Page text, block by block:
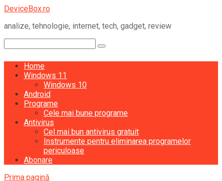
Skip
content
DeviceBox.ro
analize, tehnologie, internet, tech, gadget, review
Home
Windows 11
Windows 10
Android
Programe
Cele mai bune programe
Antivirus
Cel mai bun antivirus gratuit
Instrumente pentru eliminarea programelor
periculoase
Abonare
Prima pagină